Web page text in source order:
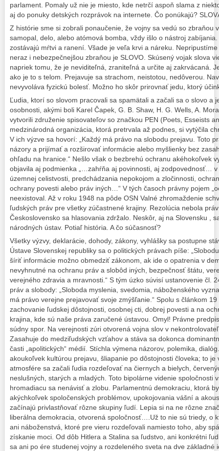
parlament. Pomaly už nie je miesto, kde netrčí aspoň slama z
aj do ponuky detských rozprávok na internete. Čo ponúkajú?
Z histórie sme si zobrali ponaučenie, že vojny sa vedú so zbraňou
samopal, delo, alebo atómová bomba, vždy išlo o nástroj
zostávajú mŕtvi a ranení. Všade je veľa krvi a náreku.
neraz i nebezpečnejšou zbraňou je SLOVO. Skúsený vojak slova
napriek tomu, že je neviditeľná, zraniteľná a určite aj zakrvácaná.
ako je to s telom. Prejavuje sa strachom, neistotou, nedôverou.
nevyvoláva fyzickú bolesť. Možno ho skôr prirovnať jedu, ktorý
Ľudia, ktorí so slovom pracovali sa spamätali a začali sa o slovo a
osobnosti, akými boli Karel Čapek, G. B. Shaw, H. G. Wells, A.
vytvorili združenie spisovateľov so značkou PEN (Poets, Esseists
medzinárodná organizácia, ktorá pretrvala až podnes, si vytýčila
V ich výzve sa hovorí: „Každý má právo na slobodu prejavu. Toto
názory a prijímať a rozširovať informácie alebo myšlienky bez
ohľadu na hranice.“ Nešlo však o bezbrehú ochranu akéhokoľvek
objavila aj podmienka „…zahŕňa aj povinnosti, aj zodpovednosť…
územnej celistvosti, predchádzania nepokojom a zločinnosti,
ochrany povesti alebo práv iných…“ V tých časoch právny pojem
neexistoval. Až v roku 1948 na pôde OSN Valné zhromaždenie
ľudských práv pre všetky zúčastnené krajiny. Rezolúcia nebola
Československo sa hlasovania zdržalo. Neskôr, aj na Slovensku ,
národných ústav. Potiaľ história. A čo súčasnosť?
Všetky výzvy, deklarácie, dohody, zákony, vyhlášky sa postupne
Ústave Slovenskej republiky sa o politických právach píše:
šíriť informácie možno obmedziť zákonom, ak ide o opatrenia v
nevyhnutné na ochranu práv a slobôd iných, bezpečnosť štátu,
verejného zdravia a mravnosti.“ S tým úzko súvisí ustanovenie čl.
práv a slobody: „Sloboda myslenia, svedomia, náboženského
má právo verejne prejavovať svoje zmýšľanie.“ Spolu s článkom
zachovanie ľudskej dôstojnosti, osobnej cti, dobrej povesti a na
krajina, kde sú naše práva zaručené ústavou. Omyl! Právne
súdny spor. Na verejnosti zúri otvorená vojna slov v
Zasahuje do medziľudských vzťahov a stáva sa dokonca
časti „apolitických“ médií. Stíchla výmena názorov, polemika,
akoukoľvek kultúrou prejavu, šliapanie po dôstojnosti človeka; to
atmosfére sa začali ľudia rozdeľovať na čiernych a bielych,
neslušných, starých a mladých. Toto bipolárne videnie spoločnosti
hromadiacu sa nenávisť a zlobu. Parlamentnú demokraciu, ktorá
akýchkoľvek spoločenských problémov, upokojovania vášní a
začínajú privlastňovať rôzne skupiny ľudí. Lepia si na ne rôzne
liberálna demokracia, otvorená spoločnosť….Už to nie sú triedy, o
ani náboženstvá, ktoré pre vieru rozdeľovali namiesto toho, aby
získanie moci. Od dôb Hitlera a Stalina sa ľudstvo, ani konkrétni
sa ani po ére studenej vojny a rozdeleného sveta na dve základné